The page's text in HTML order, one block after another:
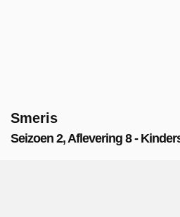
Smeris
Seizoen 2, Aflevering 8 -